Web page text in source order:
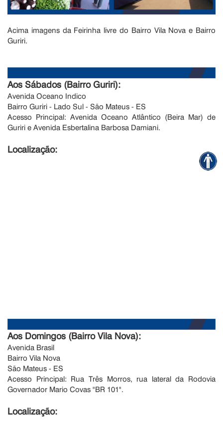
Acima imagens da Feirinha livre do Bairro Vila Nova e Bairro
Guriri.
Aos Sábados (Bairro Guriri):
Avenida Oceano Indico
Bairro Guriri - Lado Sul - São Mateus - ES
Acesso Principal: Avenida Oceano Atlântico (Beira Mar) de
Guriri e Avenida Esbertalina Barbosa Damiani.
Localização:
Aos Domingos (Bairro Vila Nova):
Avenida Brasil
Bairro Vila Nova
São Mateus - ES
Acesso Principal: Rua Três Morros, rua lateral da Rodovia
Governador Mario Covas "BR 101".
Localização: